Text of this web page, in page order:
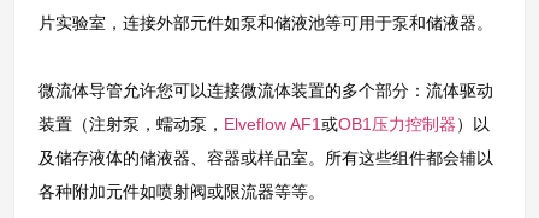
片实验室，连接外部元件如泵和储液池等可用于泵和储液器。
微流体导管允许您可以连接微流体装置的多个部分：流体驱动
装置（注射泵，蠕动泵， Elveflow AF1或OB1压力控制器）以
及储存液体的储液器、容器或样品室。所有这些组件都会辅以
各种附加元件如喷射阀或限流器等等。